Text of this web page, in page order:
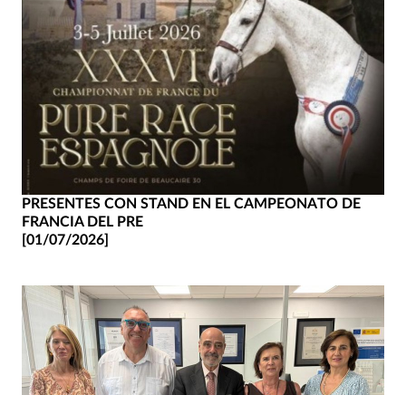
PRESENTES CON STAND EN EL CAMPEONATO DE
FRANCIA DEL PRE
[01/07/2026]